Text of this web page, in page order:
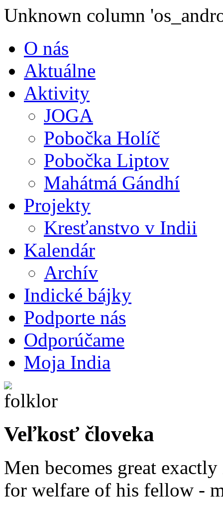
Unknown column
O nás
Aktuálne
Aktivity
JOGA
Pobočka Holíč
Pobočka Liptov
Mahátmá Gándhí
Projekty
Kresťanstvo v Indii
Kalendár
Archív
Indické bájky
Podporte nás
Odporúčame
Moja India
Veľkosť človeka
Men becomes great
for welfare of his fellow -